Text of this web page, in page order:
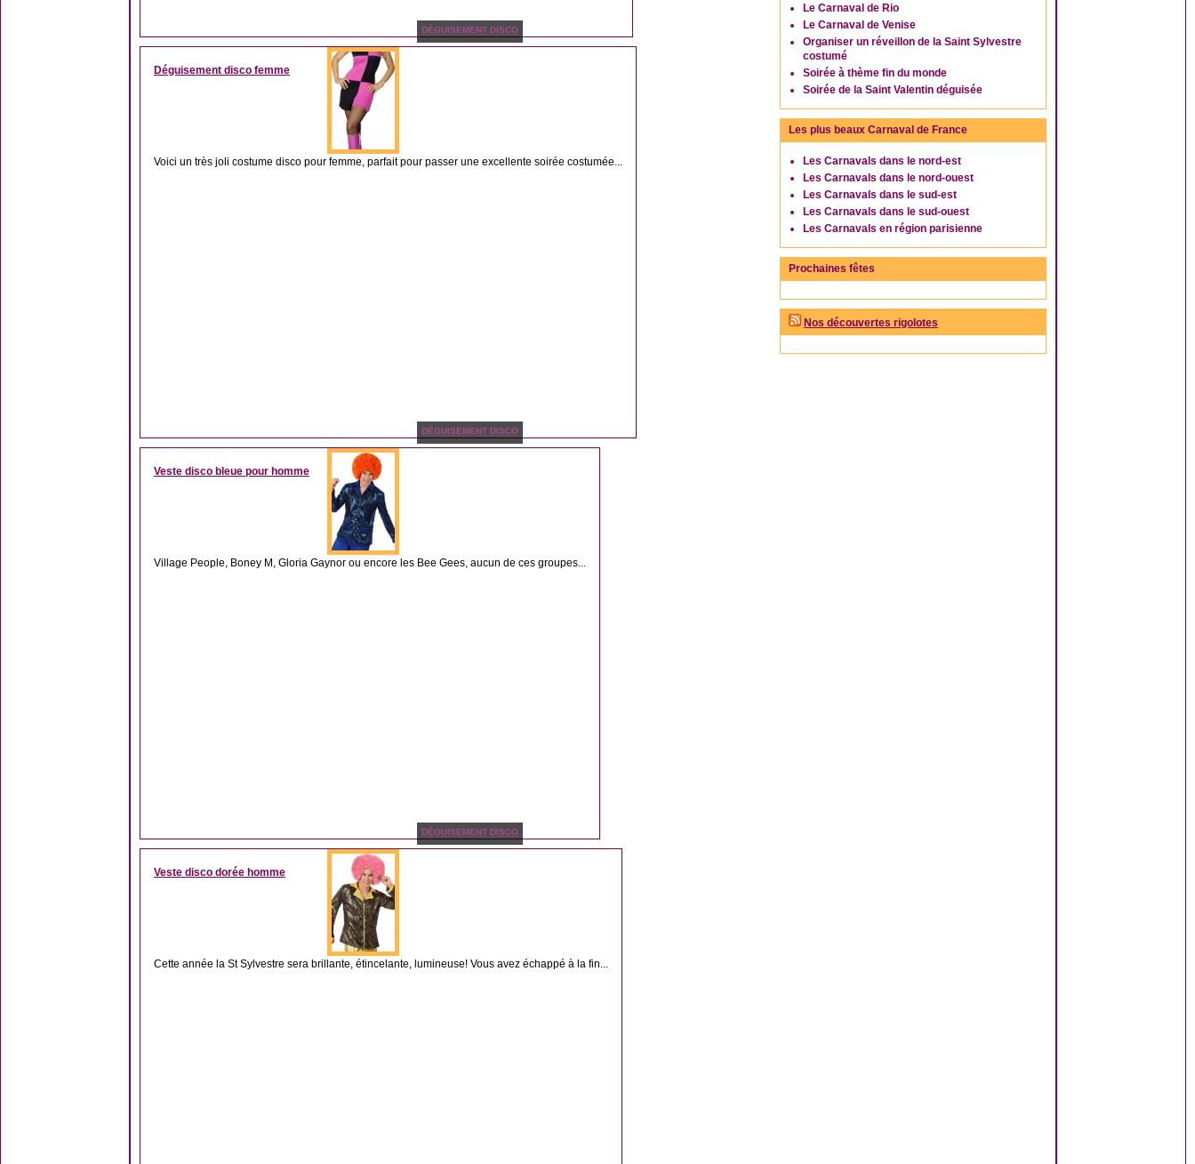
DÉGUISEMENT DISCO
Déguisement disco femme
Voici un très joli costume disco pour femme, parfait pour passer une excellente soirée costumée...
DÉGUISEMENT DISCO
Veste disco bleue pour homme
Village People, Boney M, Gloria Gaynor ou encore les Bee Gees, aucun de ces groupes...
DÉGUISEMENT DISCO
Veste disco dorée homme
Cette année la St Sylvestre sera brillante, étincelante, lumineuse! Vous avez échappé à la fin...
Le Carnaval de Rio
Le Carnaval de Venise
Organiser un réveillon de la Saint Sylvestre
costumé
Soirée à thème fin du monde
Soirée de la Saint Valentin déguisée
Les plus beaux Carnaval de France
Les Carnavals dans le nord-est
Les Carnavals dans le nord-ouest
Les Carnavals dans le sud-est
Les Carnavals dans le sud-ouest
Les Carnavals en région parisienne
Prochaines fêtes
Nos découvertes rigolotes